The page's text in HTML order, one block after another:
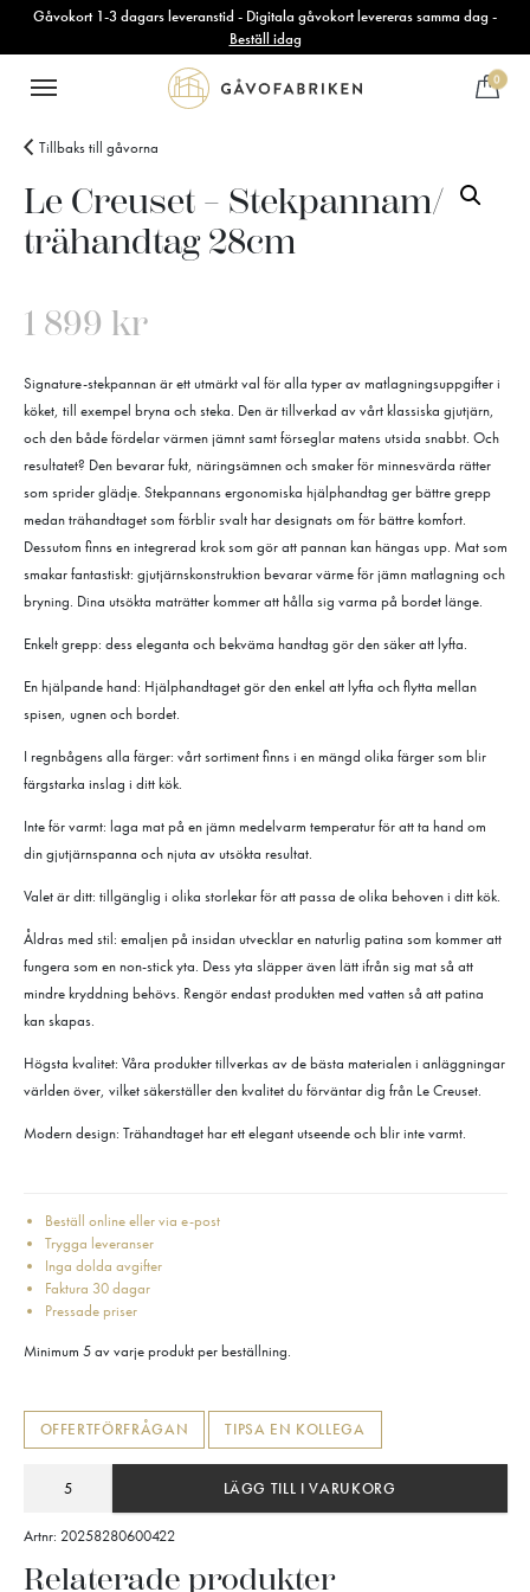
Gåvokort 1-3 dagars leveranstid - Digitala gåvokort levereras samma dag -
Beställ idag
0
Tillbaks till gåvorna
Le Creuset – Stekpannam/
trähandtag 28cm
1 899 kr
Signature-stekpannan är ett utmärkt val för alla typer av matlagningsuppgifter i
köket, till exempel bryna och steka. Den är tillverkad av vårt klassiska gjutjärn,
och den både fördelar värmen jämnt samt förseglar matens utsida snabbt. Och
resultatet? Den bevarar fukt, näringsämnen och smaker för minnesvärda rätter
som sprider glädje. Stekpannans ergonomiska hjälphandtag ger bättre grepp
medan trähandtaget som förblir svalt har designats om för bättre komfort.
Dessutom finns en integrerad krok som gör att pannan kan hängas upp. Mat som
smakar fantastiskt: gjutjärnskonstruktion bevarar värme för jämn matlagning och
bryning. Dina utsökta maträtter kommer att hålla sig varma på bordet länge.
Enkelt grepp: dess eleganta och bekväma handtag gör den säker att lyfta.
En hjälpande hand: Hjälphandtaget gör den enkel att lyfta och flytta mellan
spisen, ugnen och bordet.
I regnbågens alla färger: vårt sortiment finns i en mängd olika färger som blir
färgstarka inslag i ditt kök.
Inte för varmt: laga mat på en jämn medelvarm temperatur för att ta hand om
din gjutjärnspanna och njuta av utsökta resultat.
Valet är ditt: tillgänglig i olika storlekar för att passa de olika behoven i ditt kök.
Åldras med stil: emaljen på insidan utvecklar en naturlig patina som kommer att
fungera som en non-stick yta. Dess yta släpper även lätt ifrån sig mat så att
mindre kryddning behövs. Rengör endast produkten med vatten så att patina
kan skapas.
Högsta kvalitet: Våra produkter tillverkas av de bästa materialen i anläggningar
världen över, vilket säkerställer den kvalitet du förväntar dig från Le Creuset.
Modern design: Trähandtaget har ett elegant utseende och blir inte varmt.
Beställ online eller via e-post
Trygga leveranser
Inga dolda avgifter
Faktura 30 dagar
Pressade priser
Minimum 5 av varje produkt per beställning.
OFFERTFÖRFRÅGAN TIPSA EN KOLLEGA
LÄGG TILL I VARUKORG
Artnr: 20258280600422
Relaterade produkter